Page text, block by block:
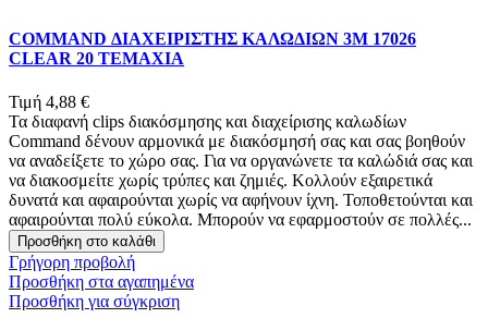
COMMAND ΔΙΑΧΕΙΡΙΣΤΗΣ ΚΑΛΩΔΙΩΝ 3Μ 17026
CLEAR 20 ΤΕΜΑΧΙΑ
Τιμή 4,88 €
Τα διαφανή clips διακόσμησης και διαχείρισης καλωδίων
Command δένουν αρμονικά με διακόσμησή σας και σας βοηθούν
να αναδείξετε το χώρο σας. Για να οργανώνετε τα καλώδιά σας και
να διακοσμείτε χωρίς τρύπες και ζημιές. Κολλούν εξαιρετικά
δυνατά και αφαιρούνται χωρίς να αφήνουν ίχνη. Τοποθετούνται και
αφαιρούνται πολύ εύκολα. Μπορούν να εφαρμοστούν σε πολλές...
Προσθήκη στο καλάθι
Γρήγορη προβολή
Προσθήκη στα αγαπημένα
Προσθήκη για σύγκριση